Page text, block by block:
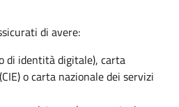
di avere:
di identità digitale), carta
o carta nazionale dei servizi